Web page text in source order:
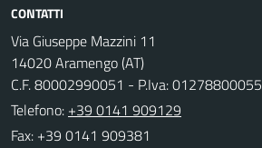
CONTATTI
Via Giuseppe Mazzini 11
14020 Aramengo (AT)
C.F. 80002990051 - P.Iva: 01278800055
Telefono: +39 0141 909129
Fax: +39 0141 909381